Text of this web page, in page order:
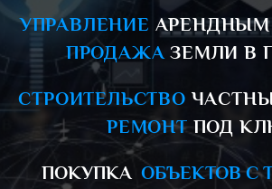
УПРАВЛЕНИЕ
ПРОДАЖА ЗЕМЛИ В
СТРОИТЕЛЬСТВО
РЕМОНТ ПОД
ПОКУПКА ОБЪЕКТОВ С